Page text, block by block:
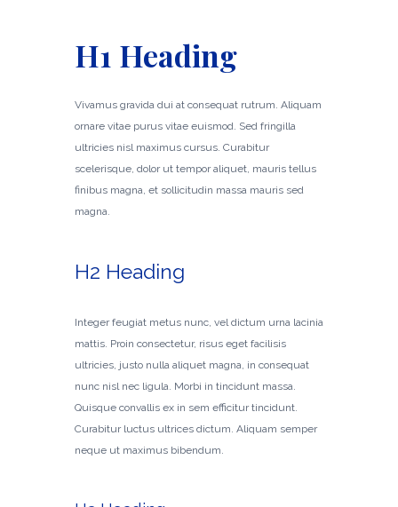
H1 Heading
Vivamus gravida dui at consequat rutrum. Aliquam
ornare vitae purus vitae euismod. Sed fringilla
ultricies nisl maximus cursus. Curabitur
scelerisque, dolor ut tempor aliquet, mauris tellus
finibus magna, et sollicitudin massa mauris sed
magna.
H2 Heading
Integer feugiat metus nunc, vel dictum urna lacinia
mattis. Proin consectetur, risus eget facilisis
ultricies, justo nulla aliquet magna, in consequat
nunc nisl nec ligula. Morbi in tincidunt massa.
Quisque convallis ex in sem efficitur tincidunt.
Curabitur luctus ultrices dictum. Aliquam semper
neque ut maximus bibendum.